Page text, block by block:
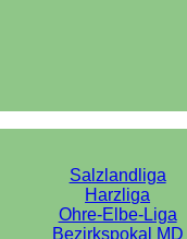
Salzlandliga
Harzliga
Ohre-Elbe-Liga
Bezirkspokal MD